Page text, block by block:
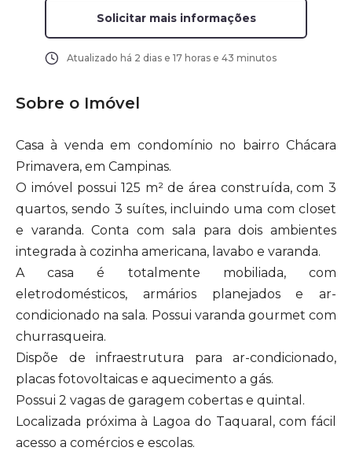
Solicitar mais informações
Atualizado há 2 dias e 17 horas e 43 minutos
Sobre o Imóvel
Casa à venda em condomínio no bairro Chácara
Primavera, em Campinas.
O imóvel possui 125 m² de área construída, com 3
quartos, sendo 3 suítes, incluindo uma com closet
e varanda. Conta com sala para dois ambientes
integrada à cozinha americana, lavabo e varanda.
A casa é totalmente mobiliada, com
eletrodomésticos, armários planejados e ar-
condicionado na sala. Possui varanda gourmet com
churrasqueira.
Dispõe de infraestrutura para ar-condicionado,
placas fotovoltaicas e aquecimento a gás.
Possui 2 vagas de garagem cobertas e quintal.
Localizada próxima à Lagoa do Taquaral, com fácil
acesso a comércios e escolas.